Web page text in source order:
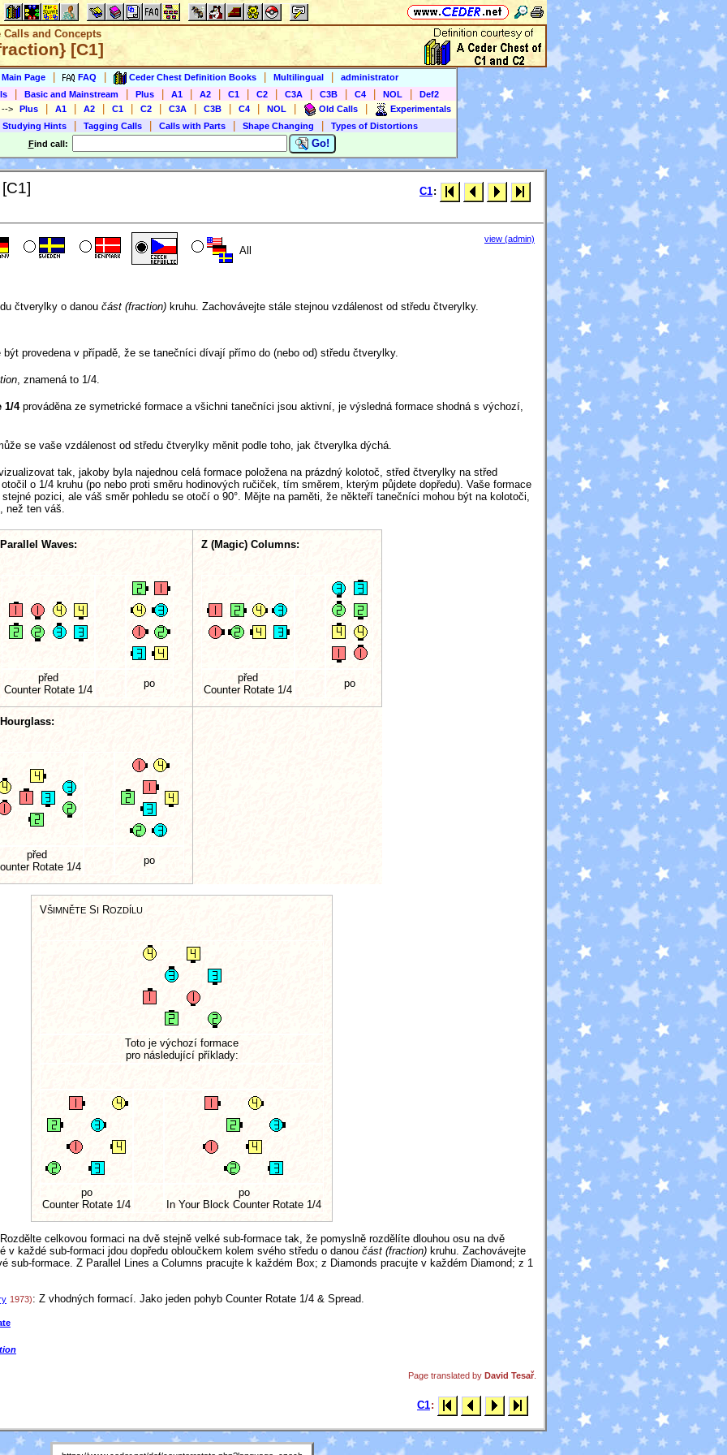
and Concepts
[C1]
Page FAQ Ceder Chest Definition Books Multilingual
administrator
Basic and Mainstream Plus A1 A2 C1 C2 C3A C3B C4 NOL
Def2
--> Plus A1 A2 C1 C2 C3A C3B C4 NOL Old Calls
Experimentals
Studying Hints
Tagging Calls Calls with Parts Shape Changing
Types of Distortions
Find call: Go!
C1:
All
view (admin)
čtverylky o danou část (fraction) kruhu. Zachovávejte stále stejnou vzdálenost od středu čtverylky.
provedena v případě, že se tanečníci dívají přímo do (nebo od) středu čtverylky.
, znamená to 1/4.
1/4prováděna ze symetrické formace a všichni tanečníci jsou aktivní, je výsledná formace shodná s výchozí,
se vaše vzdálenost od středu čtverylky měnit podle toho, jak čtverylka dýchá.
tak, jakoby byla najednou celá formace položena na prázdný kolotoč, střed čtverylky na střed
o 1/4 kruhu (po nebo proti směru hodinových ručiček, tím směrem, kterým půjdete dopředu). Vaše formace
pozici, ale váš směr pohledu se otočí o 90°. Mějte na paměti, že někteří tanečníci mohou být na kolotoči,
než ten váš.
Waves:
před
Counter Rotate 1/4
po
Z (Magic) Columns:
před
Counter Rotate 1/4
po
před
Rotate 1/4
po
VŠIMNĚTE SI ROZDÍLU
Toto je výchozí formace
pro následující příklady:
po
Counter Rotate 1/4
po
In Your Block Counter Rotate 1/4
celkovou formaci na dvě stejně velké sub-formace tak, že pomyslně rozdělíte dlouhou osu na dvě
v každé sub-formaci jdou dopředu obloučkem kolem svého středu o danou část (fraction) kruhu. Zachovávejte
sub-formace. Z Parallel Lines a Columns pracujte k každém Box; z Diamonds pracujte v každém Diamond; z 1
1973): Z vhodných formací. Jako jeden pohyb Counter Rotate 1/4 & Spread.
Page translated by David Tesař
C1: